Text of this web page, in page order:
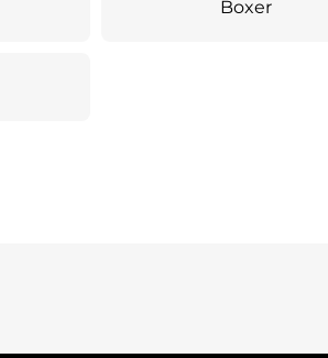
Boxer